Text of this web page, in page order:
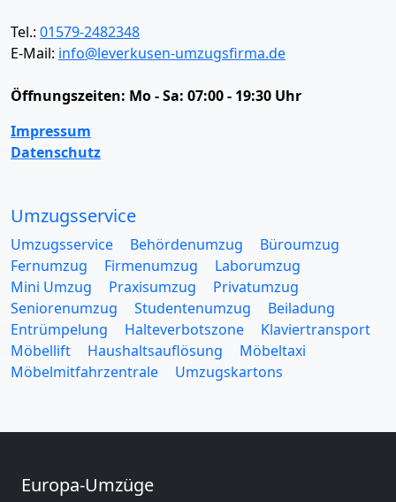
Tel.: 01579-2482348
E-Mail: info@leverkusen-umzugsfirma.de
Öffnungszeiten: Mo - Sa: 07:00 - 19:30 Uhr
Impressum
Datenschutz
Umzugsservice
Umzugsservice Behördenumzug
Büroumzug
Fernumzug
Firmenumzug
Laborumzug
Mini Umzug
Praxisumzug
Privatumzug
Seniorenumzug
Studentenumzug
Beiladung
Entrümpelung
Halteverbotszone
Klaviertransport
Möbellift
Haushaltsauflösung
Möbeltaxi
Möbelmitfahrzentrale
Umzugskartons
Europa-Umzüge